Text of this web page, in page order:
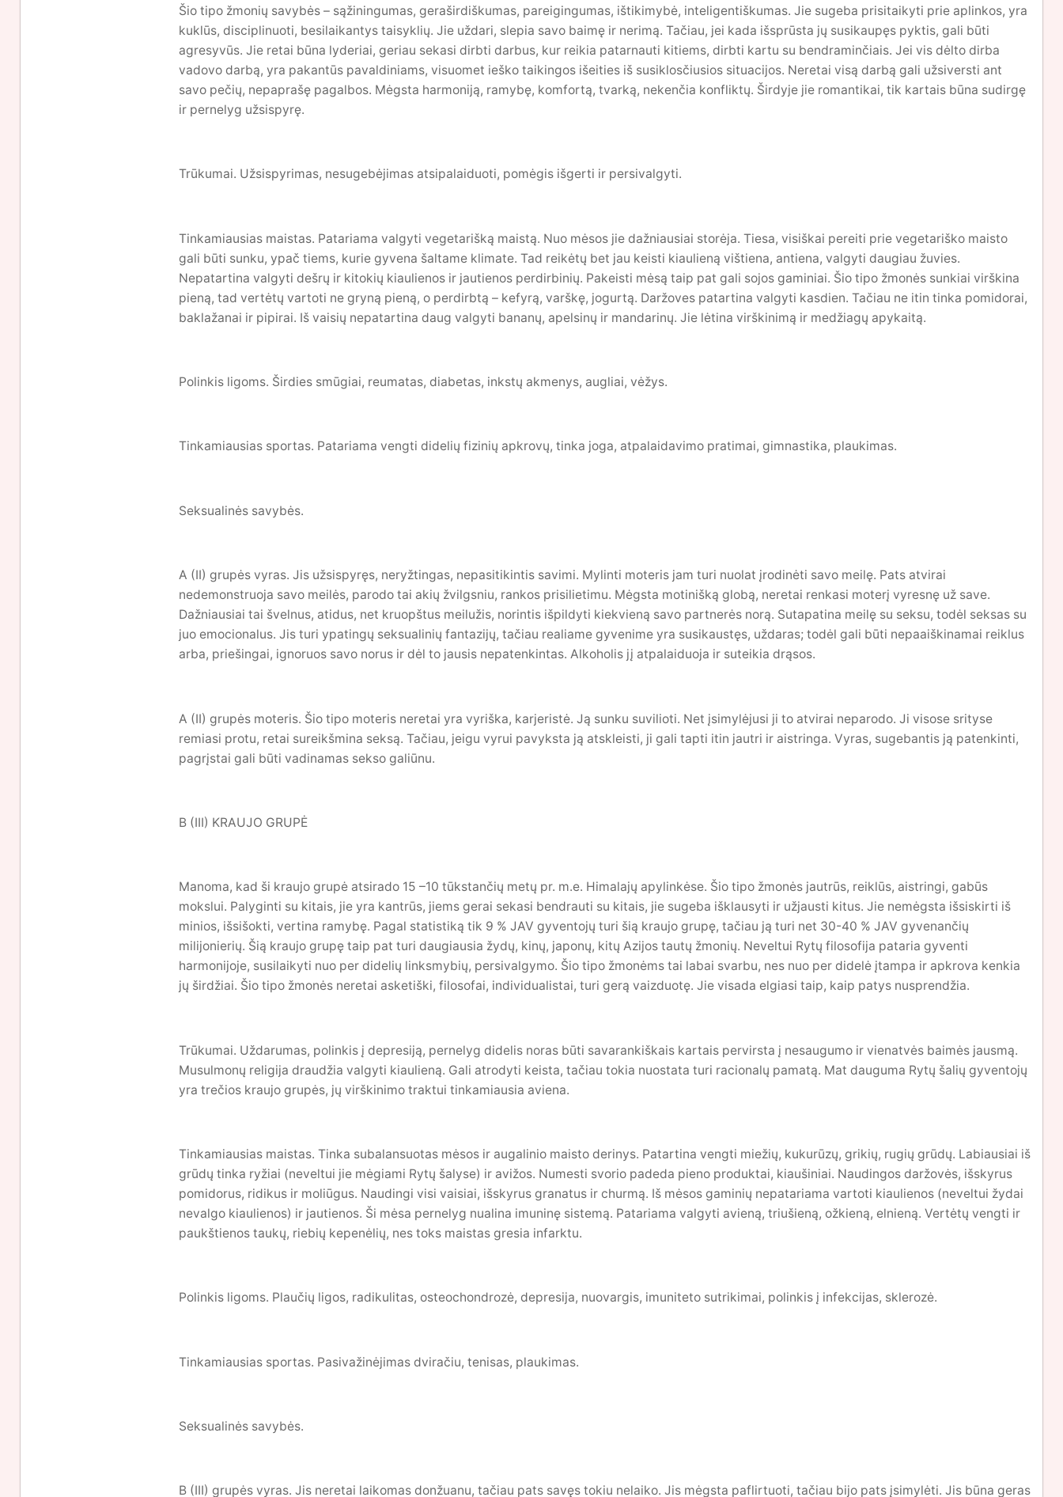
Šio tipo žmonių savybės – sąžiningumas, geraširdiškumas, pareigingumas, ištikimybė, inteligentiškumas. Jie sugeba prisitaikyti prie aplinkos, yra
kuklūs, disciplinuoti, besilaikantys taisyklių. Jie uždari, slepia savo baimę ir nerimą. Tačiau, jei kada išsprūsta jų susikaupęs pyktis, gali būti
agresyvūs. Jie retai būna lyderiai, geriau sekasi dirbti darbus, kur reikia patarnauti kitiems, dirbti kartu su bendraminčiais. Jei vis dėlto dirba
vadovo darbą, yra pakantūs pavaldiniams, visuomet ieško taikingos išeities iš susiklosčiusios situacijos. Neretai visą darbą gali užsiversti ant
savo pečių, nepaprašę pagalbos. Mėgsta harmoniją, ramybę, komfortą, tvarką, nekenčia konfliktų. Širdyje jie romantikai, tik kartais būna sudirgę
ir pernelyg užsispyrę.
Trūkumai. Užsispyrimas, nesugebėjimas atsipalaiduoti, pomėgis išgerti ir persivalgyti.
Tinkamiausias maistas. Patariama valgyti vegetarišką maistą. Nuo mėsos jie dažniausiai storėja. Tiesa, visiškai pereiti prie vegetariško maisto
gali būti sunku, ypač tiems, kurie gyvena šaltame klimate. Tad reikėtų bet jau keisti kiaulieną vištiena, antiena, valgyti daugiau žuvies.
Nepatartina valgyti dešrų ir kitokių kiaulienos ir jautienos perdirbinių. Pakeisti mėsą taip pat gali sojos gaminiai. Šio tipo žmonės sunkiai virškina
pieną, tad vertėtų vartoti ne gryną pieną, o perdirbtą – kefyrą, varškę, jogurtą. Daržoves patartina valgyti kasdien. Tačiau ne itin tinka pomidorai,
baklažanai ir pipirai. Iš vaisių nepatartina daug valgyti bananų, apelsinų ir mandarinų. Jie lėtina virškinimą ir medžiagų apykaitą.
Polinkis ligoms. Širdies smūgiai, reumatas, diabetas, inkstų akmenys, augliai, vėžys.
Tinkamiausias sportas. Patariama vengti didelių fizinių apkrovų, tinka joga, atpalaidavimo pratimai, gimnastika, plaukimas.
Seksualinės savybės.
A (II) grupės vyras. Jis užsispyręs, neryžtingas, nepasitikintis savimi. Mylinti moteris jam turi nuolat įrodinėti savo meilę. Pats atvirai
nedemonstruoja savo meilės, parodo tai akių žvilgsniu, rankos prisilietimu. Mėgsta motinišką globą, neretai renkasi moterį vyresnę už save.
Dažniausiai tai švelnus, atidus, net kruopštus meilužis, norintis išpildyti kiekvieną savo partnerės norą. Sutapatina meilę su seksu, todėl seksas su
juo emocionalus. Jis turi ypatingų seksualinių fantazijų, tačiau realiame gyvenime yra susikaustęs, uždaras; todėl gali būti nepaaiškinamai reiklus
arba, priešingai, ignoruos savo norus ir dėl to jausis nepatenkintas. Alkoholis jį atpalaiduoja ir suteikia drąsos.
A (II) grupės moteris. Šio tipo moteris neretai yra vyriška, karjeristė. Ją sunku suvilioti. Net įsimylėjusi ji to atvirai neparodo. Ji visose srityse
remiasi protu, retai sureikšmina seksą. Tačiau, jeigu vyrui pavyksta ją atskleisti, ji gali tapti itin jautri ir aistringa. Vyras, sugebantis ją patenkinti,
pagrįstai gali būti vadinamas sekso galiūnu.
B (III) KRAUJO GRUPĖ
Manoma, kad ši kraujo grupė atsirado 15 –10 tūkstančių metų pr. m.e. Himalajų apylinkėse. Šio tipo žmonės jautrūs, reiklūs, aistringi, gabūs
mokslui. Palyginti su kitais, jie yra kantrūs, jiems gerai sekasi bendrauti su kitais, jie sugeba išklausyti ir užjausti kitus. Jie nemėgsta išsiskirti iš
minios, išsišokti, vertina ramybę. Pagal statistiką tik 9 % JAV gyventojų turi šią kraujo grupę, tačiau ją turi net 30-40 % JAV gyvenančių
milijonierių. Šią kraujo grupę taip pat turi daugiausia žydų, kinų, japonų, kitų Azijos tautų žmonių. Neveltui Rytų filosofija pataria gyventi
harmonijoje, susilaikyti nuo per didelių linksmybių, persivalgymo. Šio tipo žmonėms tai labai svarbu, nes nuo per didelė įtampa ir apkrova kenkia
jų širdžiai. Šio tipo žmonės neretai asketiški, filosofai, individualistai, turi gerą vaizduotę. Jie visada elgiasi taip, kaip patys nusprendžia.
Trūkumai. Uždarumas, polinkis į depresiją, pernelyg didelis noras būti savarankiškais kartais pervirsta į nesaugumo ir vienatvės baimės jausmą.
Musulmonų religija draudžia valgyti kiaulieną. Gali atrodyti keista, tačiau tokia nuostata turi racionalų pamatą. Mat dauguma Rytų šalių gyventojų
yra trečios kraujo grupės, jų virškinimo traktui tinkamiausia aviena.
Tinkamiausias maistas. Tinka subalansuotas mėsos ir augalinio maisto derinys. Patartina vengti miežių, kukurūzų, grikių, rugių grūdų. Labiausiai iš
grūdų tinka ryžiai (neveltui jie mėgiami Rytų šalyse) ir avižos. Numesti svorio padeda pieno produktai, kiaušiniai. Naudingos daržovės, išskyrus
pomidorus, ridikus ir moliūgus. Naudingi visi vaisiai, išskyrus granatus ir churmą. Iš mėsos gaminių nepatariama vartoti kiaulienos (neveltui žydai
nevalgo kiaulienos) ir jautienos. Ši mėsa pernelyg nualina imuninę sistemą. Patariama valgyti avieną, triušieną, ožkieną, elnieną. Vertėtų vengti ir
paukštienos taukų, riebių kepenėlių, nes toks maistas gresia infarktu.
Polinkis ligoms. Plaučių ligos, radikulitas, osteochondrozė, depresija, nuovargis, imuniteto sutrikimai, polinkis į infekcijas, sklerozė.
Tinkamiausias sportas. Pasivažinėjimas dviračiu, tenisas, plaukimas.
Seksualinės savybės.
B (III) grupės vyras. Jis neretai laikomas donžuanu, tačiau pats savęs tokiu nelaiko. Jis mėgsta paflirtuoti, tačiau bijo pats įsimylėti. Jis būna geras